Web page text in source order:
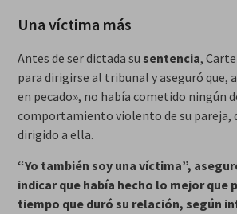
Una víctima más
Antes de ser dictada su sentencia,
para dirigirse al tribunal y aseguró que,
en pecado», no había cometido ningún
comportamiento violento de su pareja,
dirigido a ella.
“Yo también soy una víctima”,
indicar que había hecho lo mejor que
tiempo que duró su relación, según